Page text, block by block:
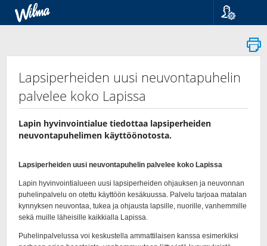
Suomi
Svenska
Lapsiperheiden uusi neuvontapuhelin
palvelee koko Lapissa
Lapin hyvinvointialue tiedottaa lapsiperheiden
neuvontapuhelimen käyttöönotosta.